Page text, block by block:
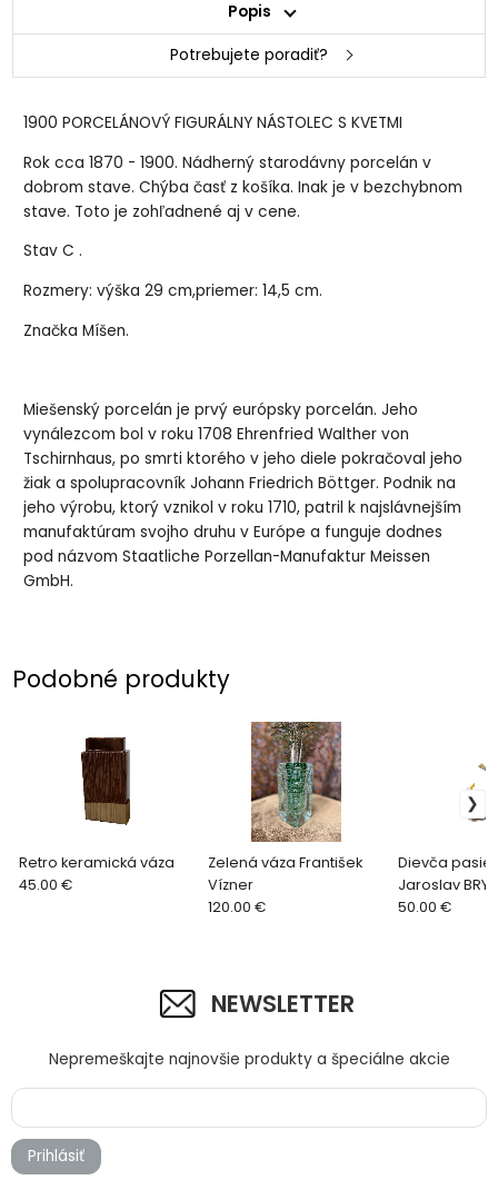
Popis
Potrebujete poradiť?
1900 PORCELÁNOVÝ FIGURÁLNY NÁSTOLEC S KVETMI
Rok cca 1870 - 1900. Nádherný starodávny porcelán v
dobrom stave. Chýba časť z košíka. Inak je v bezchybnom
stave. Toto je zohľadnené aj v cene.
Stav C .
Rozmery: výška 29 cm,priemer: 14,5 cm.
Značka Míšen.
Miešenský porcelán je prvý európsky porcelán. Jeho
vynálezcom bol v roku 1708 Ehrenfried Walther von
Tschirnhaus, po smrti ktorého v jeho diele pokračoval jeho
žiak a spolupracovník Johann Friedrich Böttger. Podnik na
jeho výrobu, ktorý vznikol v roku 1710, patril k najslávnejším
manufaktúram svojho druhu v Európe a funguje dodnes
pod názvom Staatliche Porzellan-Manufaktur Meissen
GmbH.
Podobné produkty
Retro keramická váza
45.00 €
Zelená váza František
Vízner
120.00 €
Dievča pasie
Jaroslav
Železný Brod
50.00 €
NEWSLETTER
Nepremeškajte najnovšie produkty a špeciálne akcie
Prihlásiť